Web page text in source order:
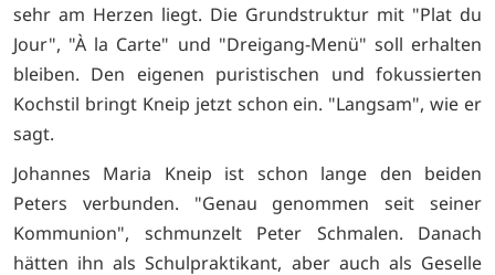
sehr am Herzen liegt. Die Grundstruktur mit "Plat du
Jour", "À la Carte" und "Dreigang-Menü" soll erhalten
bleiben. Den eigenen puristischen und fokussierten
Kochstil bringt Kneip jetzt schon ein. "Langsam", wie er
sagt.
Johannes Maria Kneip ist schon lange den beiden
Peters verbunden. "Genau genommen seit seiner
Kommunion", schmunzelt Peter Schmalen. Danach
hätten ihn als Schulpraktikant, aber auch als Geselle